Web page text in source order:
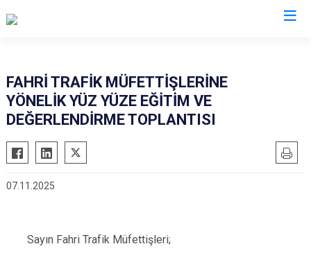
FAHRİ TRAFİK MÜFETTİŞLERİNE
YÖNELİK YÜZ YÜZE EĞİTİM VE
DEĞERLENDİRME TOPLANTISI
07.11.2025
Sayın Fahri Trafik Müfettişleri;